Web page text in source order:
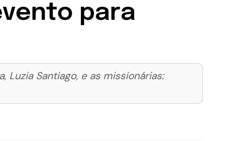
para
Santiago, e as missionárias: